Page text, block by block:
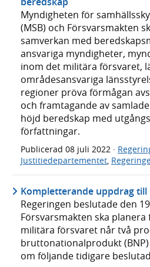
Myndigheten för
(MSB) och Försvars­makten
samverkan med
ansvariga myndig­heter,
inom det militära försvaret,
områdes­ansvariga
regioner pröva förmågan
och fram­tagande av
höjd bered­skap med
författ­ningar.
Publicerad 08 juli 2022 ·
Justitiedepartementet,
Kompletterande uppdrag
Regeringen beslutade den
Försvarsmakten ska
militära försvaret når två
bruttonationalprodukt (BNP)
om följande tidigare